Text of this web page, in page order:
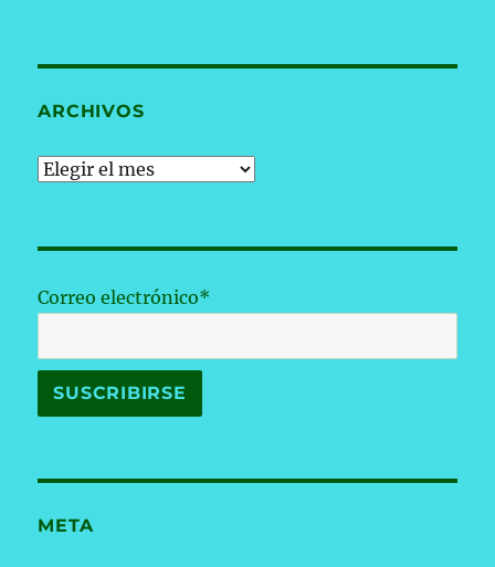
ARCHIVOS
Archivos
Correo electrónico*
META